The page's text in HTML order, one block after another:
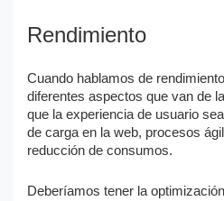
Rendimiento
Cuando hablamos de
diferentes aspectos que van de
que la experiencia de usuario
de carga en la web, procesos
reducción de consumos.
Deberíamos tener la